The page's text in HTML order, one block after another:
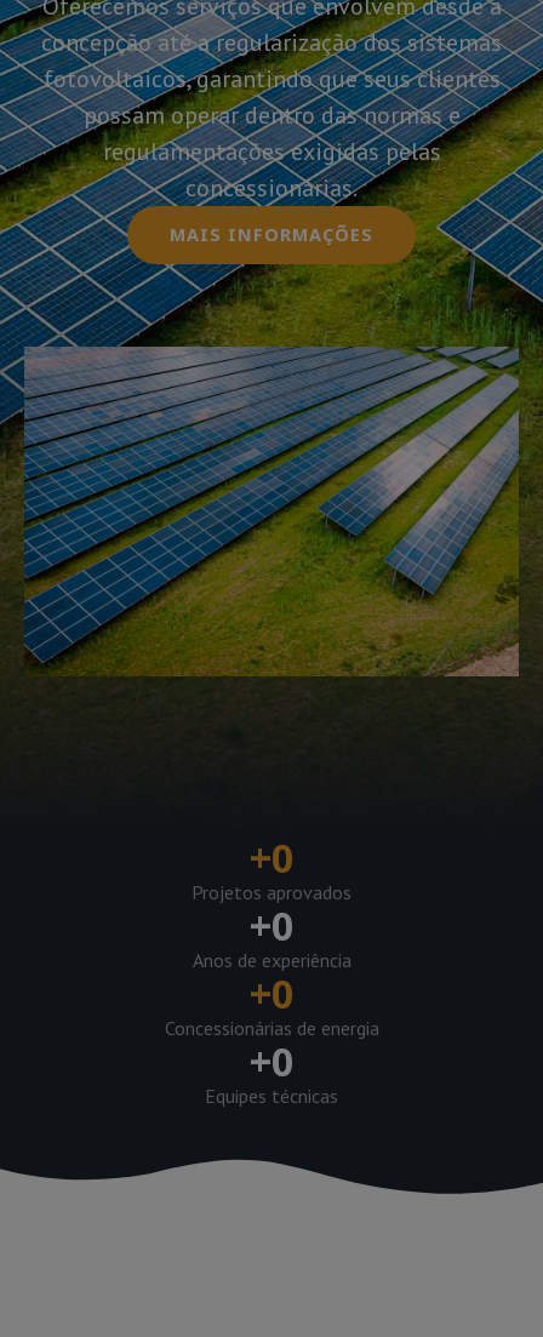
concepção até a regularização dos sistemas
fotovoltaicos, garantindo que seus clientes
possam operar dentro das normas e
regulamentações exigidas pelas
concessionárias.
MAIS INFORMAÇÕES
+0
Projetos aprovados
+0
Anos de experiência
+0
Concessionárias de energia
+0
Equipes técnicas